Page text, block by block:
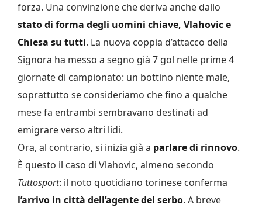
forza. Una convinzione che deriva anche dallo
stato di forma degli uomini chiave, Vlahovic e
Chiesa su tutti. La nuova coppia d’attacco della
Signora ha messo a segno già 7 gol nelle prime 4
giornate di campionato: un bottino niente male,
soprattutto se consideriamo che fino a qualche
mese fa entrambi sembravano destinati ad
emigrare verso altri lidi.
Ora, al contrario, si inizia già a parlare di rinnovo.
È questo il caso di Vlahovic, almeno secondo
Tuttosport: il noto quotidiano torinese conferma
l’arrivo in città dell’agente del serbo. A breve